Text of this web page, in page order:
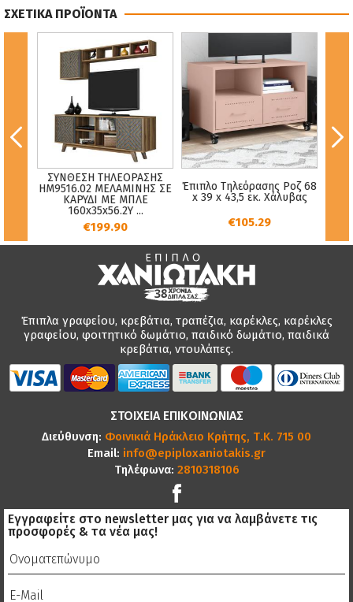
ΣΧΕΤΙΚΑ ΠΡΟΪΟΝΤΑ
ΣΥΝΘΕΣΗ ΤΗΛΕΟΡΑΣΗΣ
HM9516.02 ΜΕΛΑΜΙΝΗΣ ΣΕ
ΚΑΡΥΔΙ ΜΕ ΜΠΛΕ
160x35x56.2Y ...
€199.90
Έπιπλο Τηλεόρασης Ροζ 68
x 39 x 43,5 εκ. Χάλυβας
€105.29
Έπιπλα γραφείου, κρεβάτια, τραπέζια, καρέκλες, καρέκλες
γραφείου, φοιτητικό δωμάτιο, παιδικό δωμάτιο, παιδικά
κρεβάτια, ντουλάπες.
ΣΤΟΙΧΕΙΑ ΕΠΙΚΟΙΝΩΝΙΑΣ
Διεύθυνση: Φοινικιά Ηράκλειο Κρήτης, Τ.Κ. 715 00
Email: info@epiploxaniotakis.gr
Τηλέφωνα: 2810318106
Εγγραφείτε στο newsletter μας για να λαμβάνετε τις
προσφορές & τα νέα μας!